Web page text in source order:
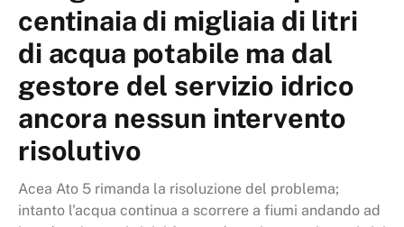
centinaia di migliaia di litri
di acqua potabile ma dal
gestore del servizio idrico
ancora nessun intervento
risolutivo
Acea Ato 5 rimanda la risoluzione del problema;
intanto l'acqua continua a scorrere a fiumi andando ad